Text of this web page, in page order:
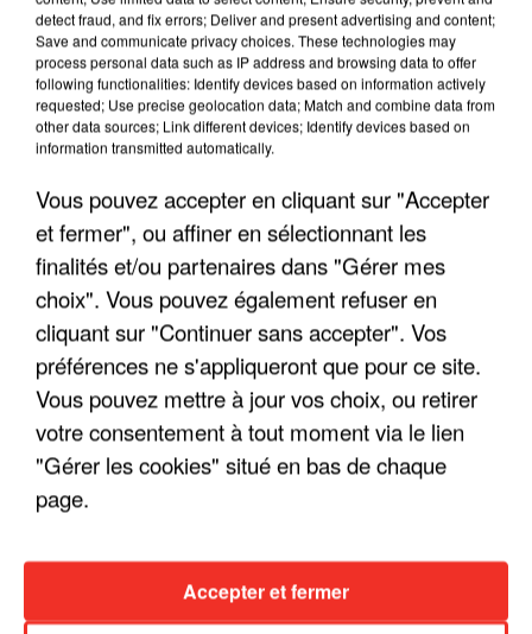
"JE SUIS À DISPOSITION DES
ENFOIRÉS"
"ON A TOUS LE TRAC"
"ON N'EST PAS DES PARENTS
PARFAITS"
detect fraud, and fix errors; Deliver and present advertising and content;
Save and communicate privacy choices. These technologies may
process personal data such as IP address and browsing data to offer
following functionalities: Identify devices based on information actively
requested; Use precise geolocation data; Match and combine data from
other data sources; Link different devices; Identify devices based on
information transmitted automatically.
Vous pouvez accepter en cliquant sur "Accepter
et fermer", ou affiner en sélectionnant les
finalités et/ou partenaires dans "Gérer mes
choix". Vous pouvez également refuser en
cliquant sur "Continuer sans accepter". Vos
préférences ne s'appliqueront que pour ce site.
Vous pouvez mettre à jour vos choix, ou retirer
votre consentement à tout moment via le lien
"Gérer les cookies" situé en bas de chaque
page.
Accepter et fermer